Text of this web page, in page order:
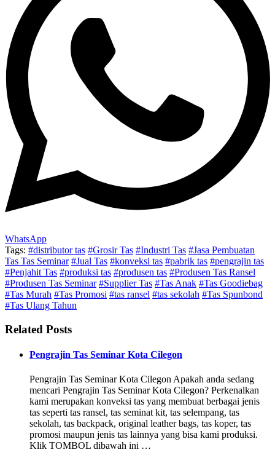
WhatsApp
Tags: #distributor tas #Grosir Tas #Industri Tas #Jasa Pembuatan
Tas Tas Seminar #Jual Tas #konveksi tas #pabrik tas #pengrajin tas
#Penjahit Tas #produksi tas #produsen tas #Produsen Tas Ransel
#Produsen Tas Seminar #Supplier Tas #Tas Anak #Tas Goodiebag
#Tas Murah #Tas Promosi #tas ransel #tas sekolah #Tas Spunbond
#Tas Ulang Tahun
Related Posts
Pengrajin Tas Seminar Kota Cilegon
Pengrajin Tas Seminar Kota Cilegon Apakah anda sedang
mencari Pengrajin Tas Seminar Kota Cilegon? Perkenalkan
kami merupakan konveksi tas yang membuat berbagai jenis
tas seperti tas ransel, tas seminat kit, tas selempang, tas
sekolah, tas backpack, original leather bags, tas koper, tas
promosi maupun jenis tas lainnya yang bisa kami produksi.
Klik TOMBOL dibawah ini …